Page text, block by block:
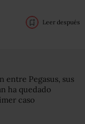
Leer después
entre Pegasus, sus
ha quedado
caso